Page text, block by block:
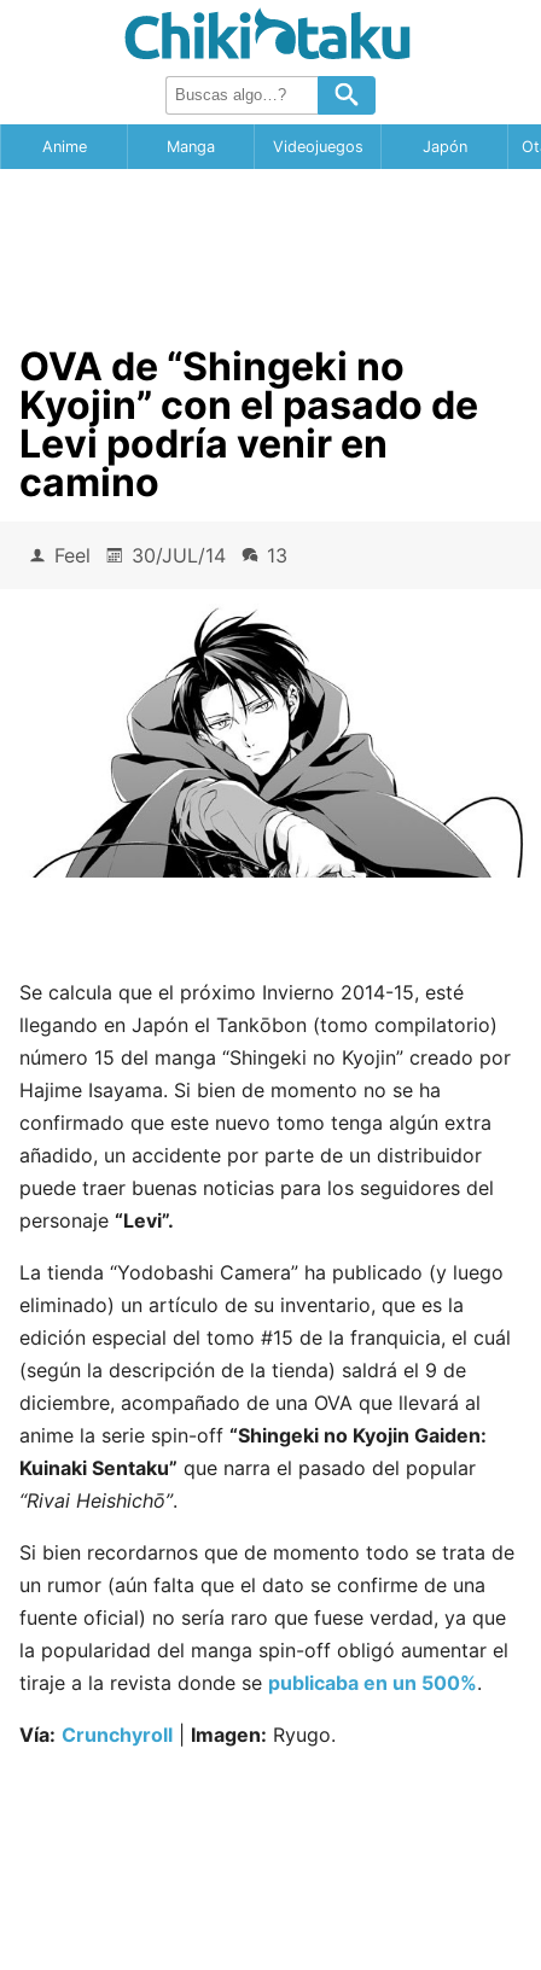
Anime Manga Videojuegos Japón
OVA de “Shingeki no
Kyojin” con el pasado de
Levi podría venir en
camino
Feel 30/JUL/14 13
Se calcula que el próximo Invierno 2014-15, esté
llegando en Japón el Tankōbon (tomo compilatorio)
número 15 del manga “Shingeki no Kyojin” creado por
Hajime Isayama. Si bien de momento no se ha
confirmado que este nuevo tomo tenga algún extra
añadido, un accidente por parte de un distribuidor
puede traer buenas noticias para los seguidores del
personaje “Levi”.
La tienda “Yodobashi Camera” ha publicado (y luego
eliminado) un artículo de su inventario, que es la
edición especial del tomo #15 de la franquicia, el cuál
(según la descripción de la tienda) saldrá el 9 de
diciembre, acompañado de una OVA que llevará al
anime la serie spin-off “Shingeki no Kyojin Gaiden:
Kuinaki Sentaku” que narra el pasado del popular
“Rivai Heishichō”.
Si bien recordarnos que de momento todo se trata de
un rumor (aún falta que el dato se confirme de una
fuente oficial) no sería raro que fuese verdad, ya que
la popularidad del manga spin-off obligó aumentar el
tiraje a la revista donde se publicaba en un 500%.
Vía: Crunchyroll Imagen: Ryugo.